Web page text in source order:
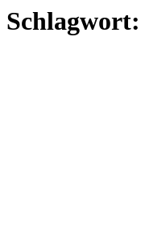
Schlagwort: